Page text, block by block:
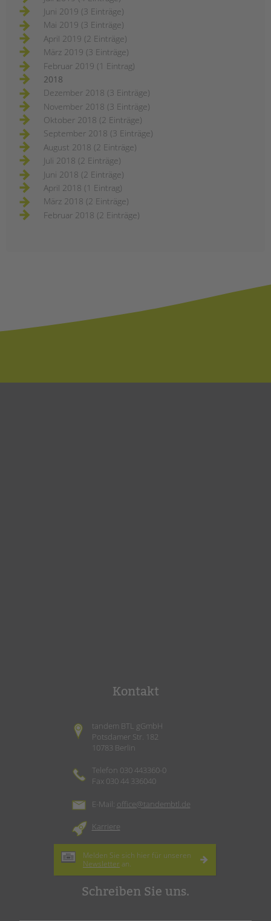
Juni 2019 (3 Einträge)
Mai 2019 (3 Einträge)
April 2019 (2 Einträge)
März 2019 (3 Einträge)
Februar 2019 (1 Eintrag)
2018
Dezember 2018 (3 Einträge)
November 2018 (3 Einträge)
Oktober 2018 (2 Einträge)
September 2018 (3 Einträge)
August 2018 (2 Einträge)
Juli 2018 (2 Einträge)
Juni 2018 (2 Einträge)
April 2018 (1 Eintrag)
März 2018 (2 Einträge)
Februar 2018 (2 Einträge)
Kontakt
tandem BTL gGmbH
Potsdamer Str. 182
10783 Berlin
Telefon 030 443360-0
Fax 030 44 336040
E-Mail: office@tandembtl.de
Karriere
Melden Sie sich hier für unseren
Newsletter an.
Schreiben Sie uns.